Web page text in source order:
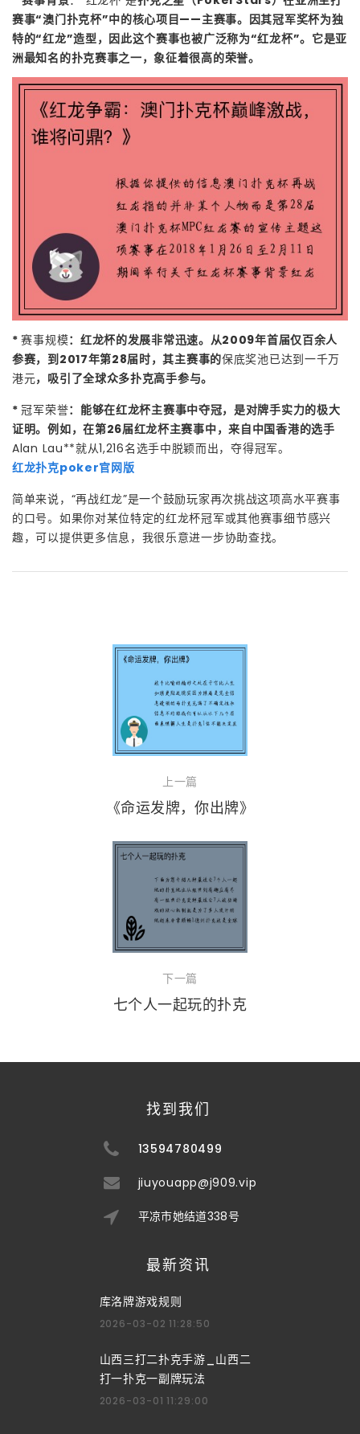
赛事“澳门扑克杯”中的核心项目——主赛事。因其冠军奖杯为独
特的“红龙”造型，因此这个赛事也被广泛称为“红龙杯”。它是亚
洲最知名的扑克赛事之一，象征着很高的荣誉。
*赛事规模：红龙杯的发展非常迅速。从2009年首届仅百余人
参赛，到2017年第28届时，其主赛事的保底奖池已达到一千万
港元，吸引了全球众多扑克高手参与。
*冠军荣誉：能够在红龙杯主赛事中夺冠，是对牌手实力的极大
证明。例如，在第26届红龙杯主赛事中，来自中国香港的选手
Alan Lau**就从1,216名选手中脱颖而出，夺得冠军。
红龙扑克poker官网版
简单来说，“再战红龙”是一个鼓励玩家再次挑战这项高水平赛事
的口号。如果你对某位特定的红龙杯冠军或其他赛事细节感兴
趣，可以提供更多信息，我很乐意进一步协助查找。
上一篇
《命运发牌，你出牌》
下一篇
七个人一起玩的扑克
找到我们
13594780499
jiuyouapp@j909.vip
平凉市她结道338号
最新资讯
库洛牌游戏规则
2026-03-02 11:28:50
山西三打二扑克手游_山西二
打一扑克一副牌玩法
2026-03-01 11:29:00